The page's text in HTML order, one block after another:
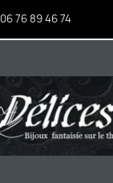
06 76 89 46 74